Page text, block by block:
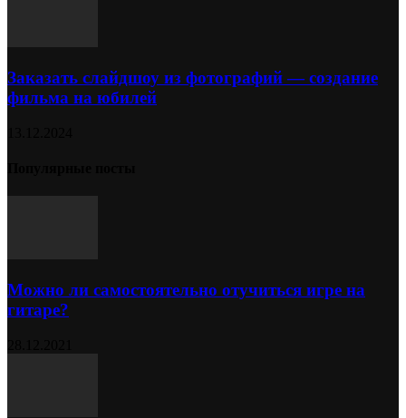
Заказать слайдшоу из фотографий — создание
фильма на юбилей
Можно ли самостоятельно отучиться игре на
гитаре?